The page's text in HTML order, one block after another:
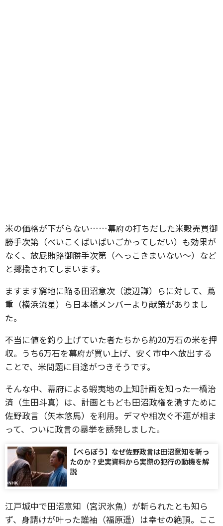
米の価格が下がらない……幕府の打ちだした米穀売買御
勝手次第（べいこくばいばいごかってしだい）も効果が
なく、放屁賄賂御勝手次第（へっこきまいない～）など
と揶揄されてしまいます。
ますます窮地に陥る田沼意次（渡辺謙）らに対して、蔦
重（横浜流星）ら日本橋メンバーより献策がありまし
た。
不当に値を釣り上げていた者たちから約20万石の米を押
収。うち6万石を幕府が買い上げ、安く市中へ放出する
ことで、米問題に目途がつきそうです。
そんな中、幕府による蝦夷地の上知計画を知った一橋治
済（生田斗真）は、計画ともども田沼政権を潰すために
佐野政言（矢本悠馬）を利用。デマや相次ぐ不運が相ま
って、ついに政言の暴挙を誘発しました。
【べらぼう】なぜ佐野政言は田沼意知を斬っ
たのか？史実資料から実際の犯行の動機を解
説
江戸城中で田沼意知（宮沢氷魚）が斬られたとも知ら
ず、身請けが叶った誰袖（福原遥）は幸せの絶頂。ここ